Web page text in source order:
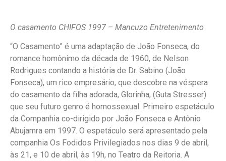
O casamento CHIFOS 1997 – Mancuzo Entretenimento
“O Casamento” é uma adaptação de João Fonseca, do
romance homônimo da década de 1960, de Nelson
Rodrigues contando a história de Dr. Sabino (João
Fonseca), um rico empresário, que descobre na véspera
do casamento da filha adorada, Glorinha, (Guta Stresser)
que seu futuro genro é homossexual. Primeiro espetáculo
da Companhia co-dirigido por João Fonseca e Antônio
Abujamra em 1997. O espetáculo será apresentado pela
companhia Os Fodidos Privilegiados nos dias 9 de abril,
às 21, e 10 de abril, às 19h, no Teatro da Reitoria. A